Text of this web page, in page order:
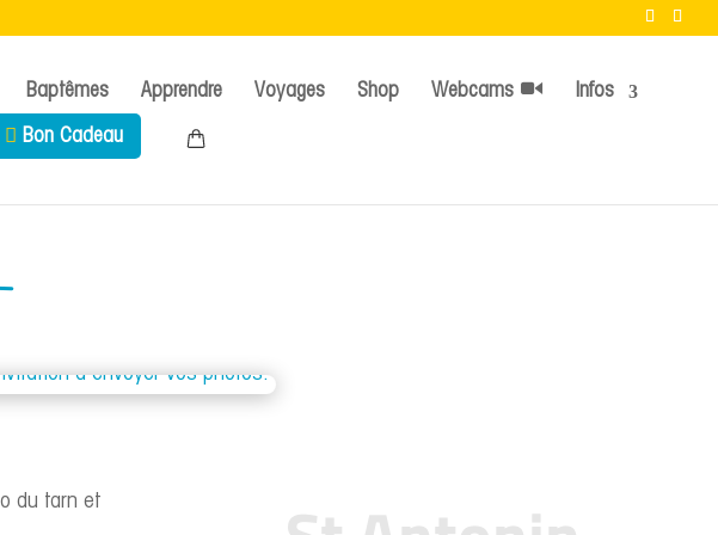
Baptêmes Apprendre Voyages Shop Webcams Infos
Bon Cadeau